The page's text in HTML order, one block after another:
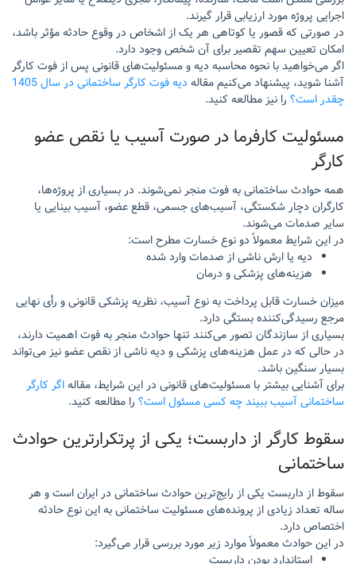
اجرایی پروژه مورد ارزیابی قرار گیرند.
در صورتی که قصور یا کوتاهی هر یک از اشخاص در وقوع حادثه مؤثر باشد،
امکان تعیین سهم تقصیر برای آن شخص وجود دارد.
اگر می‌خواهید با نحوه محاسبه دیه و مسئولیت‌های قانونی پس از فوت کارگر
آشنا شوید، پیشنهاد می‌کنیم مقاله
دیه فوت کارگر ساختمانی در سال 1405
چقدر است؟ را نیز مطالعه کنید.
مسئولیت کارفرما در صورت آسیب یا نقص عضو
کارگر
همه حوادث ساختمانی به فوت منجر نمی‌شوند. در بسیاری از پروژه‌ها،
کارگران دچار شکستگی، آسیب‌های جسمی، قطع عضو، آسیب بینایی یا
سایر صدمات می‌شوند.
در این شرایط معمولاً دو نوع خسارت مطرح است:
دیه یا ارش ناشی از صدمات وارد شده
هزینه‌های پزشکی و درمان
میزان خسارت قابل پرداخت به نوع آسیب، نظریه پزشکی قانونی و رأی نهایی
مرجع رسیدگی‌کننده بستگی دارد.
بسیاری از سازندگان تصور می‌کنند تنها حوادث منجر به فوت اهمیت دارند،
در حالی که در عمل هزینه‌های پزشکی و دیه ناشی از نقص عضو نیز می‌تواند
بسیار سنگین باشد.
برای آشنایی بیشتر با مسئولیت‌های قانونی در این شرایط، مقالهاگر کارگر
ساختمانی آسیب ببیند چه کسی مسئول است؟ را مطالعه کنید.
سقوط کارگر از داربست؛ یکی از پرتکرارترین حوادث
ساختمانی
سقوط از داربست یکی از رایج‌ترین حوادث ساختمانی در ایران است و هر
ساله تعداد زیادی از پرونده‌های مسئولیت ساختمانی به این نوع حادثه
اختصاص دارد.
در این حوادث معمولاً موارد زیر مورد بررسی قرار می‌گیرد:
استاندارد بودن داربست